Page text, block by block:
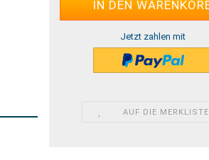
Jetzt zahlen mit
AUF DIE MERKLISTE